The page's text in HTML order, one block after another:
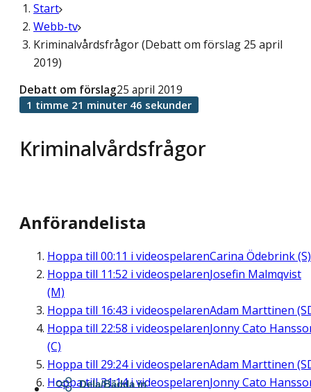
Start
Webb-tv
Kriminalvårdsfrågor (Debatt om förslag 25 april
2019)
Kriminalvårdsfrågor
Debatt om förslag25 april 2019
1 timme 21 minuter 46 sekunder
Anförandelista
Hoppa till 00:11 i videospelarenCarina Ödebrink (S)
Hoppa till 11:52 i videospelarenJosefin Malmqvist
(M)
Hoppa till 16:43 i videospelarenAdam Marttinen
Hoppa till 22:58 i videospelarenJonny Cato
(C)
Hoppa till 29:24i videospelarenAdam Marttinen
Hoppa till31:14i videospelarenJonny Cato
Dela/Bädda in